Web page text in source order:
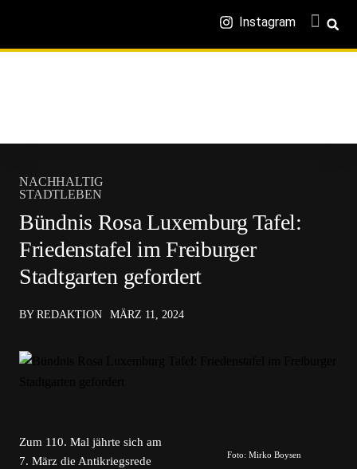
Instagram
NACHHALTIG
STADTLEBEN
Bündnis Rosa Luxemburg Tafel:
Friedenstafel im Freiburger
Stadtgarten gefordert
BY REDAKTION MÄRZ 11, 2024
Foto: Mirko Boysen
Zum 110. Mal jährte sich am
7. März die Antikriegsrede